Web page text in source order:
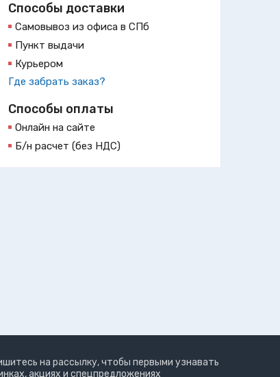
Способы доставки
Самовывоз из офиса в СПб
Пункт выдачи
Курьером
Где забрать заказ?
Способы оплаты
Онлайн на сайте
Б/н расчет (без НДС)
на рассылку, чтобы первыми узнавать
акциях и спецпредложениях